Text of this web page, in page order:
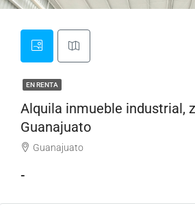
EN RENTA
Alquila inmueble industrial,
Guanajuato
Guanajuato
-